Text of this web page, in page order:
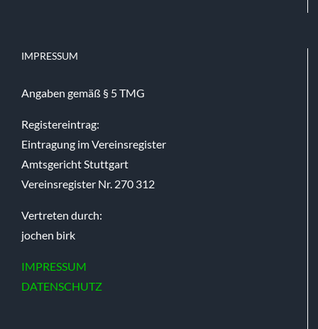
IMPRESSUM
Angaben gemäß § 5 TMG
Registereintrag:
Eintragung im Vereinsregister
Amtsgericht Stuttgart
Vereinsregister Nr. 270 312
Vertreten durch:
jochen birk
IMPRESSUM
DATENSCHUTZ